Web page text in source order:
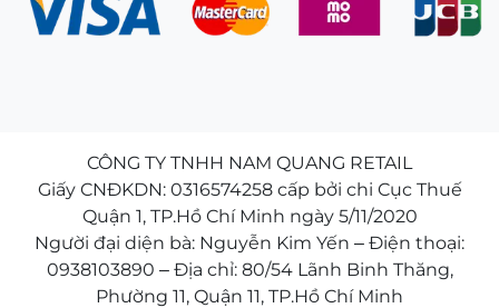
đảo mắt liên tục.
rộng vùng nhìn rõ ràng ở tầm trung và tầm gần
thêm khoảng 65%. Nhờ đó, bạn không cần phải
xoay cổ hay nghiêng đầu quá nhiều khi đọc tài liệu
trên bàn làm việc hay thao tác trên bảng điều khiển
xe hơi.
CÔNG TY TNHH NAM QUANG RETAIL
Giấy CNĐKDN: 0316574258 cấp bởi chi Cục Thuế
Quận 1, TP.Hồ Chí Minh ngày 5/11/2020
Người đại diện bà: Nguyễn Kim Yến – Điện thoại:
0938103890 – Địa chỉ: 80/54 Lãnh Binh Thăng,
Phường 11, Quận 11, TP.Hồ Chí Minh